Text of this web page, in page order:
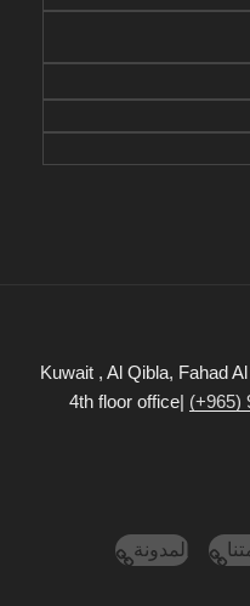
Kuwait , Al Qibla, Fahad
4th floor office| (+965)
المدونة